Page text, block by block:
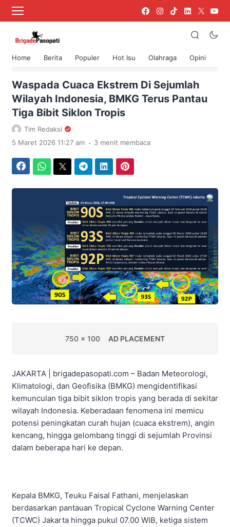
Home Berita Populer Hot Isu Olahraga Opini
›
Waspada Cuaca Ekstrem Di Sejumlah
Wilayah Indonesia, BMKG Terus Pantau
Tiga Bibit Siklon Tropis
Tim Redaksi
5 Maret 2026 11:27 am . 3 menit membaca
750 x 100 AD PLACEMENT
JAKARTA | brigadepasopati.com – Badan Meteorologi,
Klimatologi, dan Geofisika (BMKG) mengidentifikasi
kemunculan tiga bibit siklon tropis yang berada di sekitar
wilayah Indonesia. Keberadaan fenomena ini memicu
potensi peningkatan curah hujan (cuaca ekstrem), angin
kencang, hingga gelombang tinggi di sejumlah Provinsi
dalam beberapa hari ke depan.
Kepala BMKG, Teuku Faisal Fathani, menjelaskan
berdasarkan pantauan Tropical Cyclone Warning Center
(TCWC) Jakarta hingga pukul 07.00 WIB, ketiga sistem